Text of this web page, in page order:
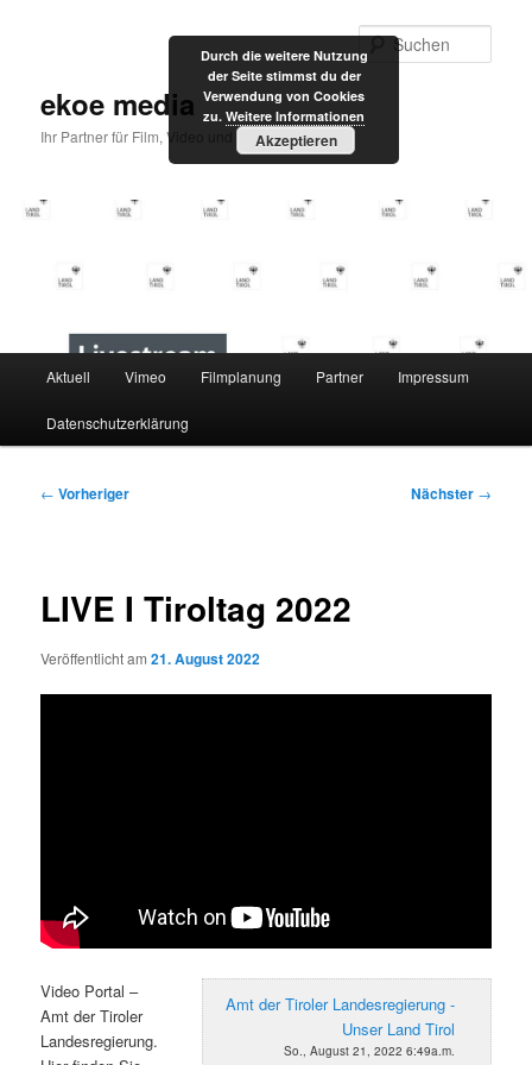
ekoe media
Ihr Partner für Film, Video und Internet
Aktuell Vimeo Filmplanung Partner Impressum
Datenschutzerklärung
Beitragsnavigation
← Vorheriger Nächster →
LIVE I Tiroltag 2022
Veröffentlicht am21. August 2022
Amt der Tiroler Landesregierung -
Unser Land Tirol
So., August 21, 2022 6:49a.m.
Video Portal –
Amt der Tiroler
Landesregierung.
Durch die weitere Nutzung
der Seite stimmst du der
Verwendung von Cookies
zu. Weitere Informationen
Akzeptieren